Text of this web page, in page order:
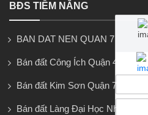
BĐS TIỀM NĂNG
BAN DAT NEN QUAN 7
Bán đất Công Ích Quận 4
Bán đất Kim Sơn Quận 7
Bán đất Làng Đại Học Nhà Bè